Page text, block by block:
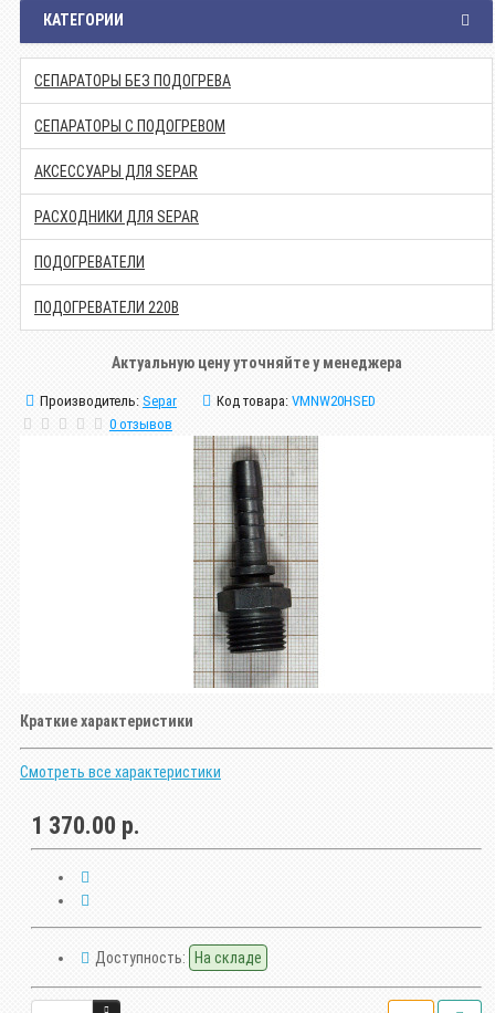
КАТЕГОРИИ
СЕПАРАТОРЫ БЕЗ ПОДОГРЕВА
СЕПАРАТОРЫ С ПОДОГРЕВОМ
АКСЕССУАРЫ ДЛЯ SEPAR
РАСХОДНИКИ ДЛЯ SEPAR
ПОДОГРЕВАТЕЛИ
ПОДОГРЕВАТЕЛИ 220В
Актуальную цену уточняйте у менеджера
Производитель: Separ Код товара: VMNW20HSED
0 отзывов
Краткие характеристики
Смотреть все характеристики
1 370.00 р.
Доступность: На складе